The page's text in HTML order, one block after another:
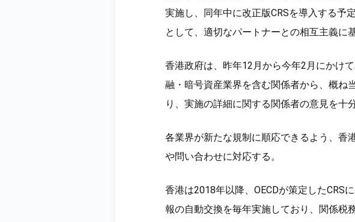
実施し、同年中に改正版CRSを導入する予
として、適切なパートナーとの相互主義に
香港政府は、昨年12月から今年2月にかけ
融・暗号資産業界を含む関係者から、概ね
り、実施の詳細に関する関係者の意見を十
各業界が新たな規制に順応できるよう、香
や問い合わせに対応する。
香港は2018年以降、OECDが策定したCRS
報の自動交換を毎年実施しており、関係税